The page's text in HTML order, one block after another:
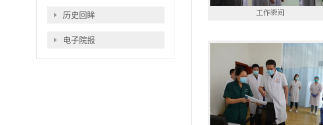
历史回眸
电子院报
工作瞬间